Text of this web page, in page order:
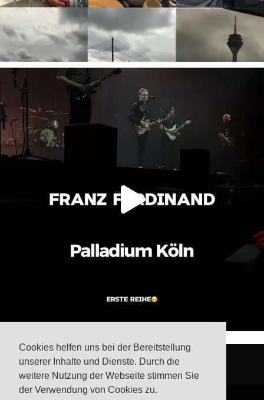
Cookies helfen uns bei der Bereitstellung
unserer Inhalte und Dienste. Durch die
weitere Nutzung der Webseite stimmen Sie
der Verwendung von Cookies zu.